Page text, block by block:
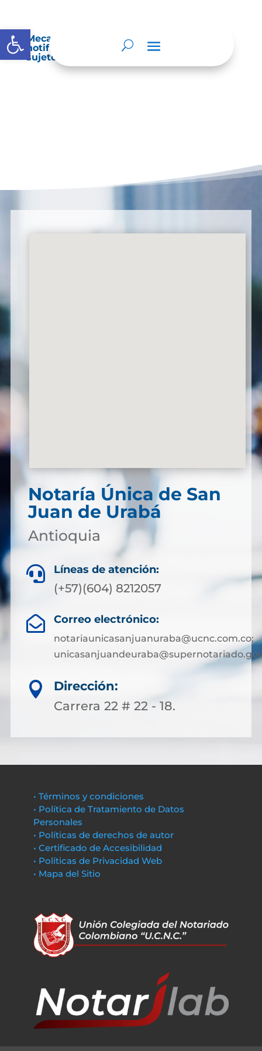
Abrir barra de herramientas
Mecanismos internos de supervisión,
notificación y vigilancia pertinente del
sujeto obligado
Notaría Única de San
Juan de Urabá
Antioquia
 Líneas de atención:
(+57)(604) 8212057
 Correo electrónico:
notariaunicasanjuanuraba@ucnc.com.co;

Dirección:
Carrera 22 # 22 - 18.
• Términos y condiciones
• Política de Tratamiento de Datos
Personales
• Políticas de derechos de autor
• Certificado de Accesibilidad
• Políticas de Privacidad Web
• Mapa del Sitio